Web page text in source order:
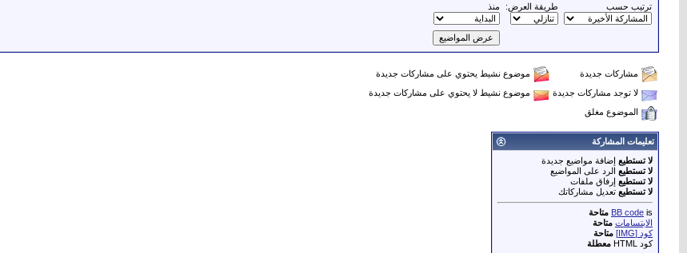
ترتيب حسب طريقة العرض: منذ
مشاركات جديدة
موضوع نشيط يحتوي على مشاركات جديدة
لا توجد مشاركات جديدة
موضوع نشيط لا يحتوي على مشاركات جديدة
الموضوع مغلق
تعليمات المشاركة
لا تستطيع إضافة مواضيع جديدة
لا تستطيع الرد على المواضيع
لا تستطيع إرفاق ملفات
لا تستطيع تعديل مشاركاتك
BB code is
متاحة
الابتسامات متاحة
كود [IMG]
متاحة
كود HTML
معطلة